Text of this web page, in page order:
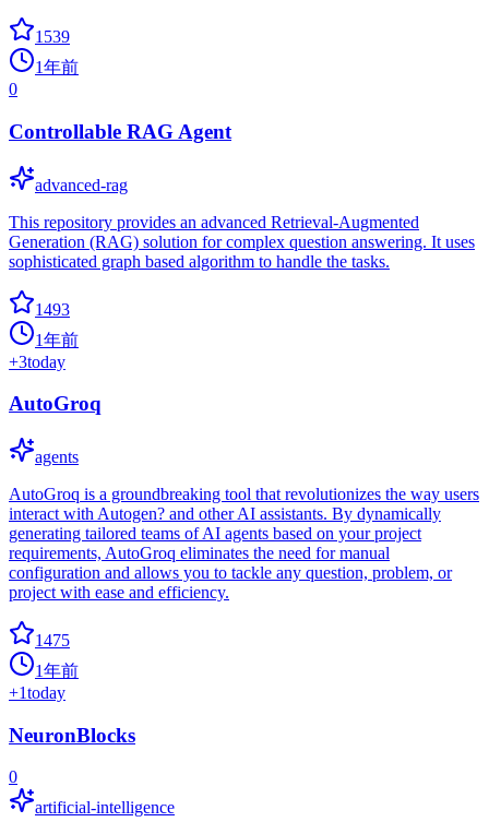
1539
1年前
0
Controllable RAG Agent
advanced-rag
This repository provides an advanced Retrieval-Augmented
Generation (RAG) solution for complex question answering. It uses
sophisticated graph based algorithm to handle the tasks.
1493
1年前
+3today
AutoGroq
agents
AutoGroq is a groundbreaking tool that revolutionizes the way users
interact with Autogen? and other AI assistants. By dynamically
generating tailored teams of AI agents based on your project
requirements, AutoGroq eliminates the need for manual
configuration and allows you to tackle any question, problem, or
project with ease and efficiency.
1475
1年前
+1today
NeuronBlocks
0
artificial-intelligence